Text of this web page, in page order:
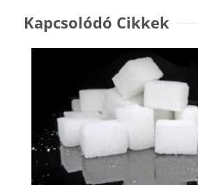
Kapcsolódó Cikkek